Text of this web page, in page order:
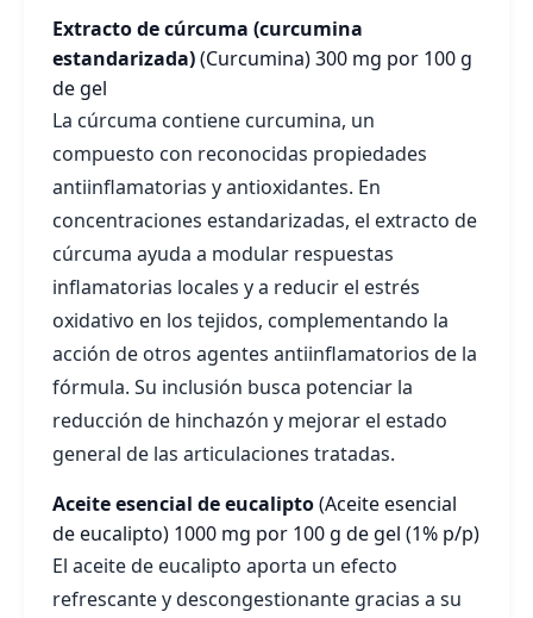
Extracto de cúrcuma (curcumina
estandarizada)(Curcumina)300 mg por 100 g
de gel
La cúrcuma contiene curcumina, un
compuesto con reconocidas propiedades
antiinflamatorias y antioxidantes. En
concentraciones estandarizadas, el extracto de
cúrcuma ayuda a modular respuestas
inflamatorias locales y a reducir el estrés
oxidativo en los tejidos, complementando la
acción de otros agentes antiinflamatorios de la
fórmula. Su inclusión busca potenciar la
reducción de hinchazón y mejorar el estado
general de las articulaciones tratadas.
Aceite esencial de eucalipto(Aceite esencial
de eucalipto) 1000 mg por 100 g de gel (1% p/p)
El aceite de eucalipto aporta un efecto
refrescante y descongestionante gracias a su